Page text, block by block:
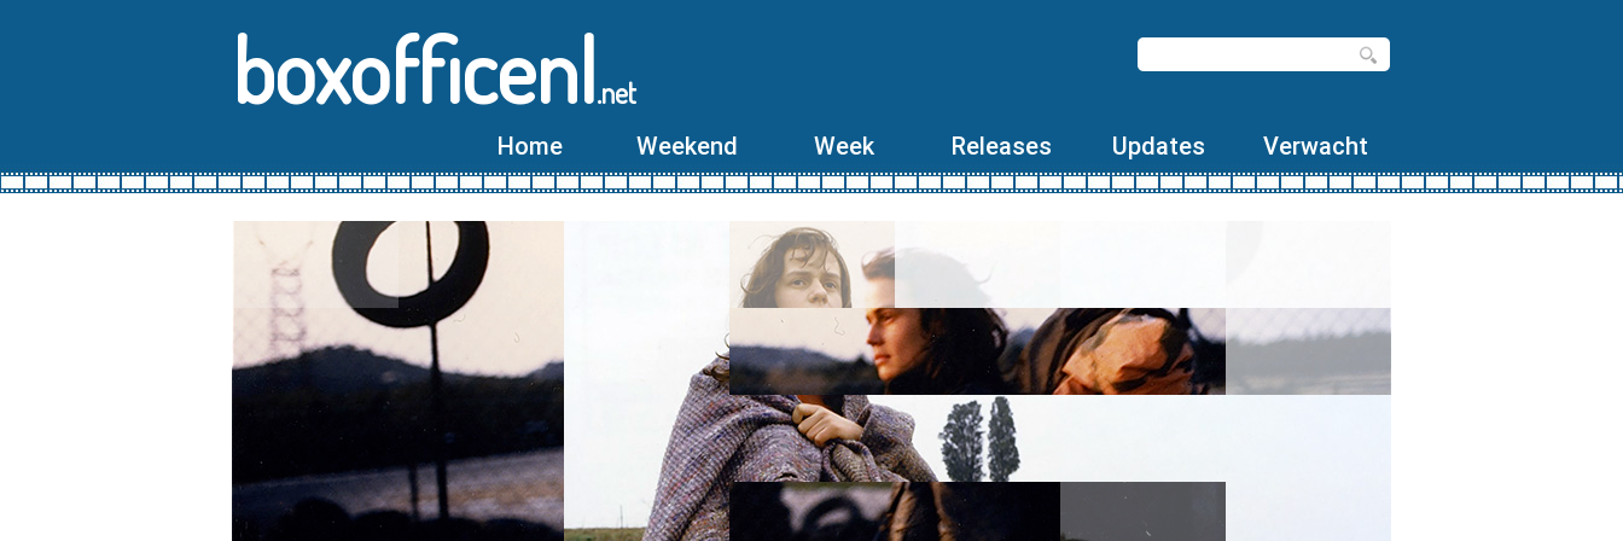
boxofficenl.net
Home Weekend Week Releases Updates Verwacht